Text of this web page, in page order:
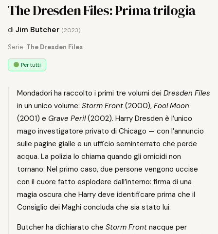
The Dresden Files: Prima trilogia
di Jim Butcher (2023)
Serie: The Dresden Files
Per tutti
Mondadori ha raccolto i primi tre volumi dei Dresden Files
in un unico volume: Storm Front (2000), Fool Moon
(2001) e Grave Peril(2002). Harry Dresden è l’unico
mago investigatore privato di Chicago — con l’annuncio
sulle pagine gialle e un ufficio seminterrato che perde
acqua. La polizia lo chiama quando gli omicidi non
tornano. Nel primo caso, due persone vengono uccise
con il cuore fatto esplodere dall’interno: firma di una
magia oscura che Harry deve identificare prima che il
Consiglio dei Maghi concluda che sia stato lui.
Butcher ha dichiarato che Storm Front nacque per